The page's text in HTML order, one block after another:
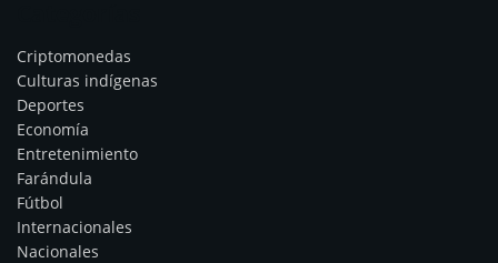
Criptomonedas
Culturas indígenas
Deportes
Economía
Entretenimiento
Farándula
Fútbol
Internacionales
Nacionales